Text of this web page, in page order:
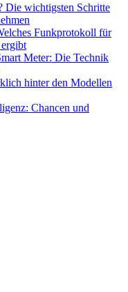
Die wichtigsten Schritte
Funkprotokoll für
Meter: Die Technik
hinter den Modellen
Chancen und